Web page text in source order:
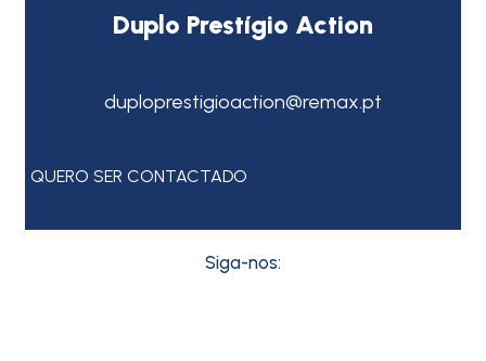
Duplo Prestígio Action
duploprestigioaction@remax.pt
QUERO SER CONTACTADO
Siga-nos: